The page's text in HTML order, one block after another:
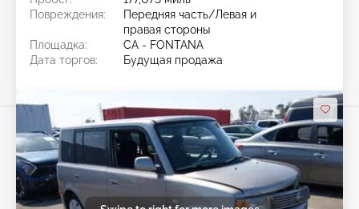
Повреждения:
Передняя часть/Левая и
правая стороны
Площадка:
CA - FONTANA
Дата торгов:
Будущая продажа